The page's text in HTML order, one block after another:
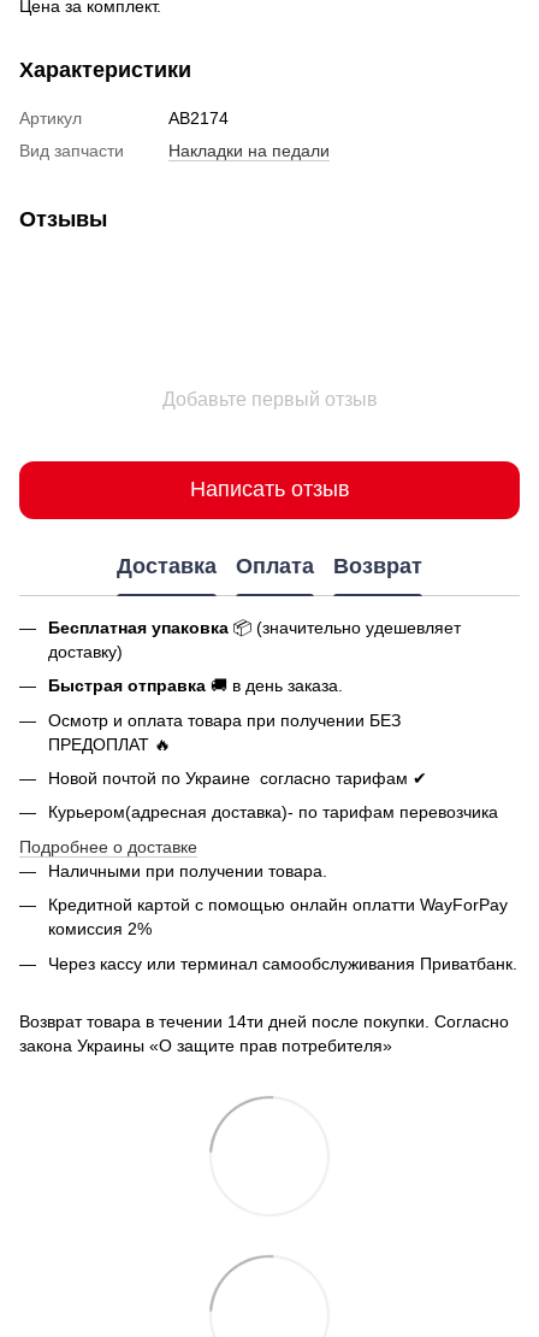
Цена за комплект.
Характеристики
Артикул
AB2174
Вид запчасти
Накладки на педали
Отзывы
Добавьте первый отзыв
Написать отзыв
Доставка Оплата Возврат
Бесплатная упаковка 📦 (значительно удешевляет
доставку)
Быстрая отправка 🚚 в день заказа.
Осмотр и оплата товара при получении БЕЗ
ПРЕДОПЛАТ 🔥
Новой почтой по Украине согласно тарифам ✔
Курьером(адресная доставка)- по тарифам перевозчика
Подробнее о доставке
Наличными при получении товара.
Кредитной картой с помощью онлайн оплатти WayForPay
комиссия 2%
Через кассу или терминал самообслуживания Приватбанк.
Возврат товара в течении 14ти дней после покупки. Согласно
закона Украины «О защите прав потребителя»